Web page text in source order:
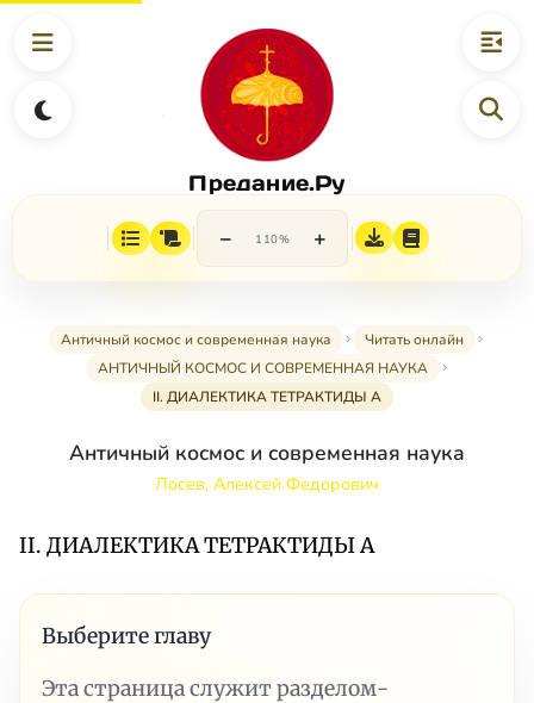
Предание.Ру
− 110% +
Античный космос и современная наука
Читать онлайн
АНТИЧНЫЙ КОСМОС И СОВРЕМЕННАЯ НАУКА
II. ДИАЛЕКТИКА ТЕТРАКТИДЫ А
Античный космос и современная наука
Лосев, Алексей Федорович
II. ДИАЛЕКТИКА ТЕТРАКТИДЫ А
Выберите главу
Эта страница служит разделом-